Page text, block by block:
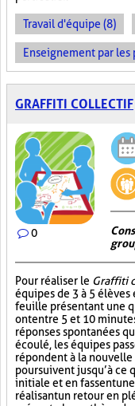
Travail d'équipe (8)
Enseignement par les
GRAFFITI COLLECTIF
0
Pour réaliser le Graffiti
équipes de 3 à 5
feuille présentant une
ont entre 5 et 10
réponses spontanées
écoulé, les équipes
répondent à la
poursuivent jusqu’à ce
initiale et en fassent
réalisant un retour en